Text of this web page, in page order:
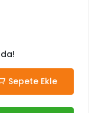
Sepete Ekle